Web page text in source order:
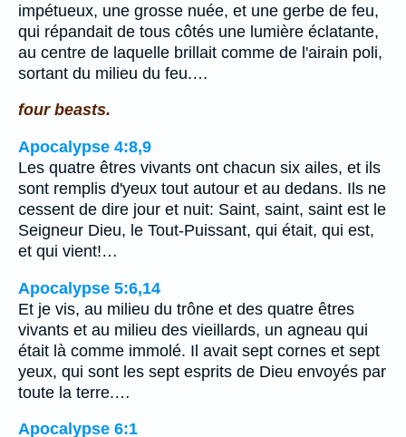
impétueux, une grosse nuée, et une gerbe de feu,
qui répandait de tous côtés une lumière éclatante,
au centre de laquelle brillait comme de l'airain poli,
sortant du milieu du feu.…
four beasts.
Apocalypse 4:8,9
Les quatre êtres vivants ont chacun six ailes, et ils
sont remplis d'yeux tout autour et au dedans. Ils ne
cessent de dire jour et nuit: Saint, saint, saint est le
Seigneur Dieu, le Tout-Puissant, qui était, qui est,
et qui vient!…
Apocalypse 5:6,14
Et je vis, au milieu du trône et des quatre êtres
vivants et au milieu des vieillards, un agneau qui
était là comme immolé. Il avait sept cornes et sept
yeux, qui sont les sept esprits de Dieu envoyés par
toute la terre.…
Apocalypse 6:1